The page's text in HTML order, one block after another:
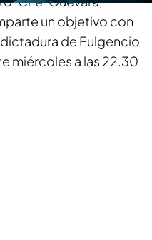
un objetivo con
de Fulgencio
miércoles a las 22.30